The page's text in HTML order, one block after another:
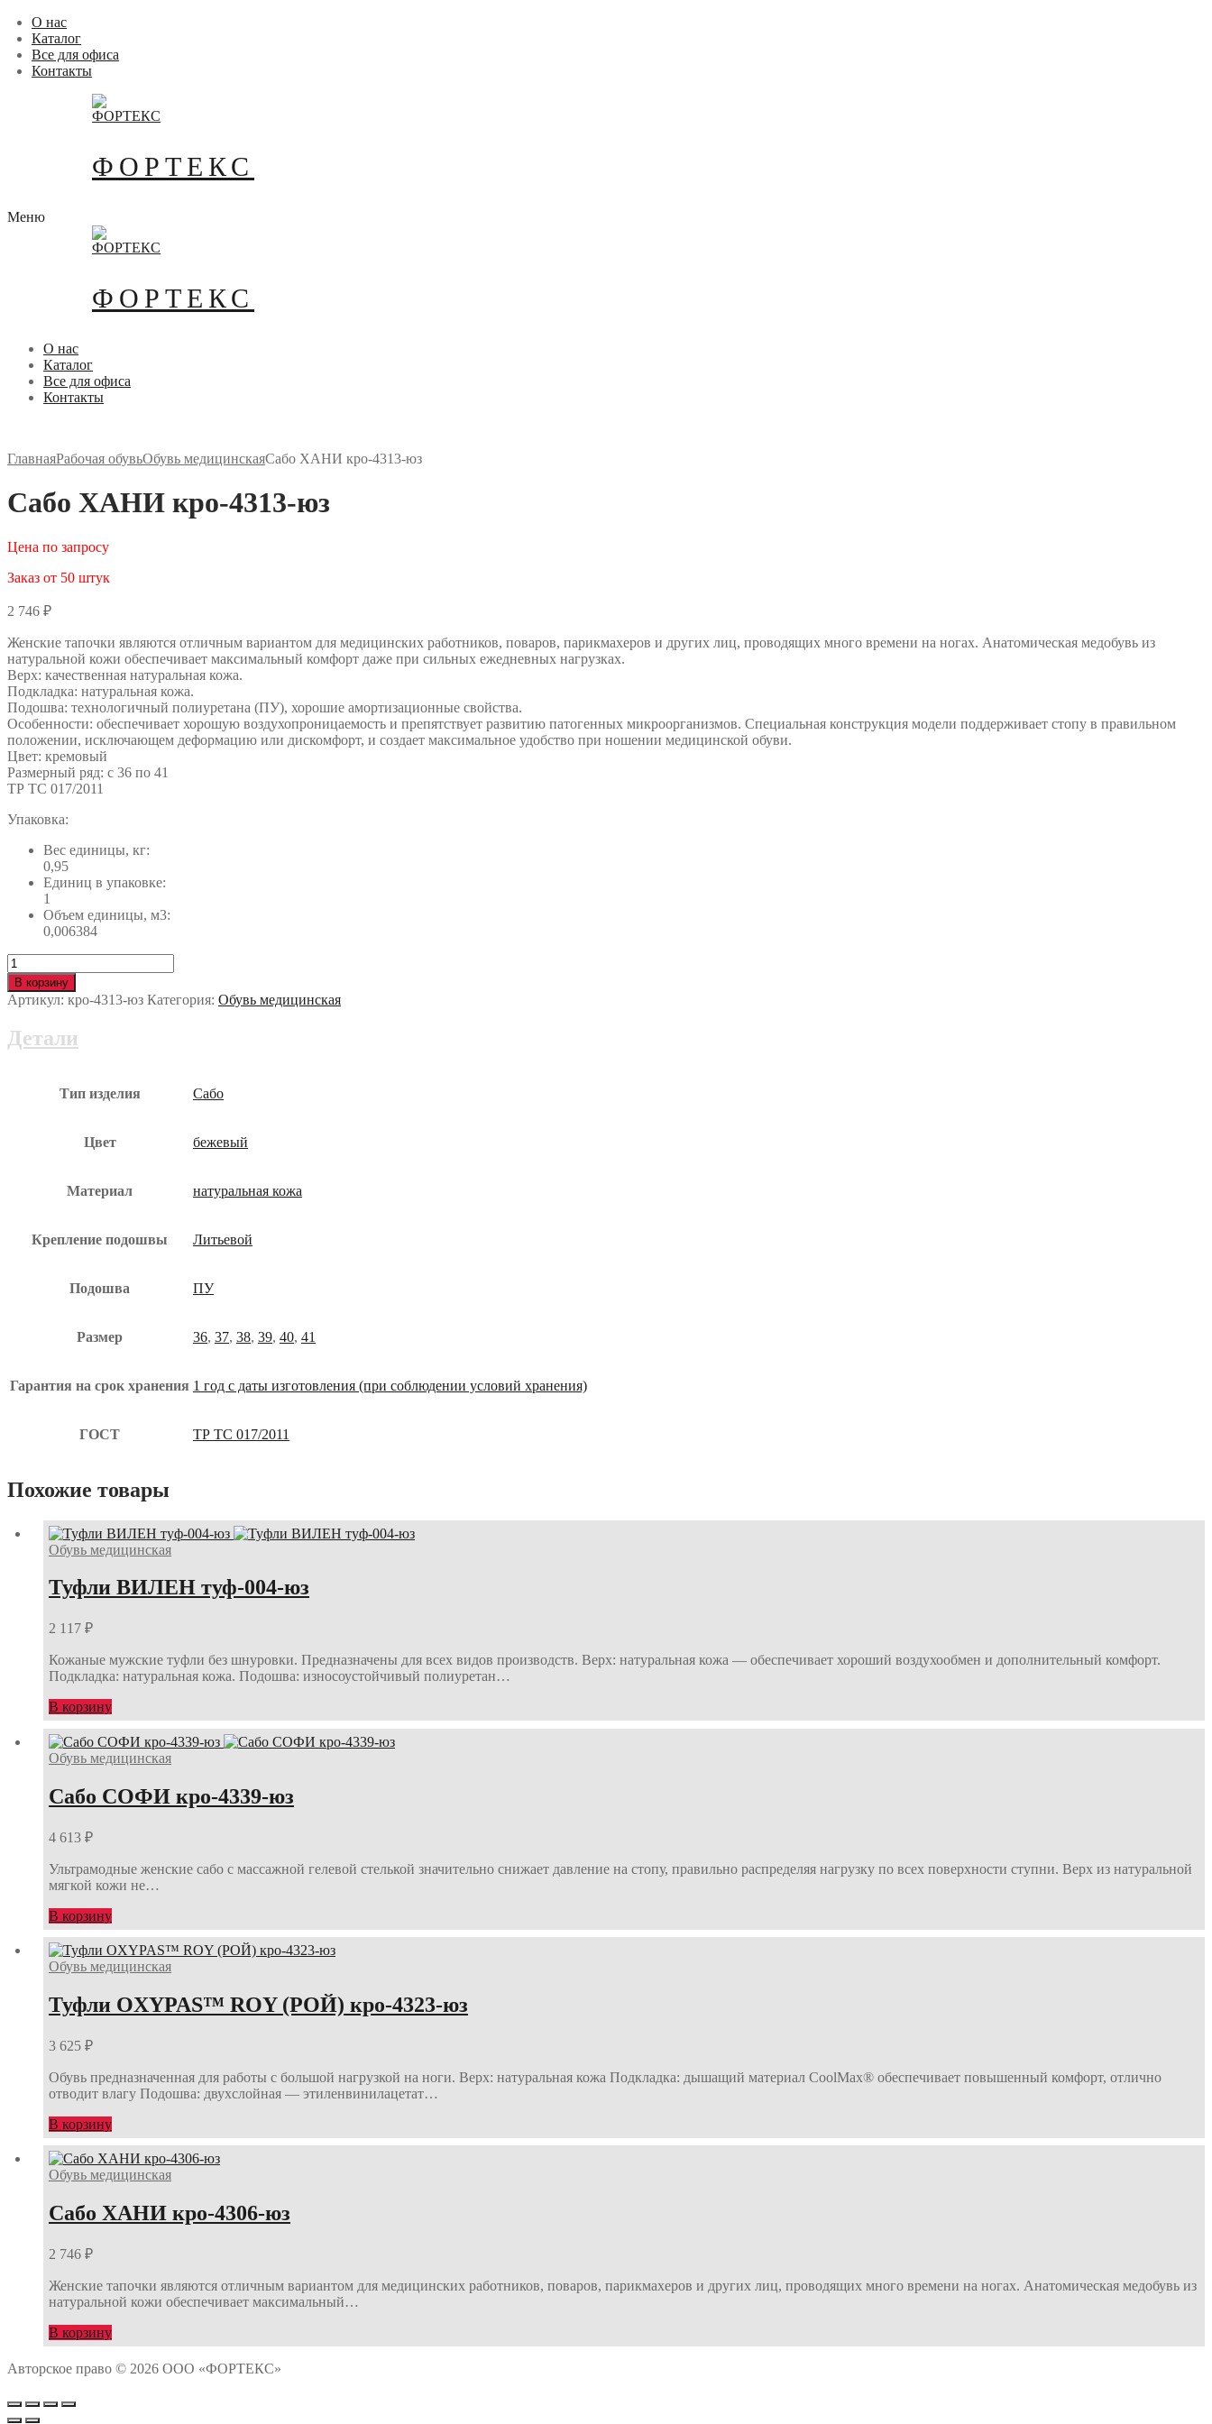
Перейти
содержимому
Меню
Закрыть
О нас
Каталог
Все для офиса
Контакты
ФОРТЕКС
Меню
ФОРТЕКС
О нас
Каталог
Все для офиса
Контакты
ГлавнаяРабочая обувьОбувь медицинскаяСабо ХАНИ кро-4313-юз
Сабо ХАНИ кро-4313-юз
Цена по запросу
Заказ от 50 штук
2 746 ₽
Женские тапочки являются отличным вариантом для медицинских работников, поваров, парикмахеров и других лиц, проводящих много времени на ногах. Анатомическая медобувь из
натуральной кожи обеспечивает максимальный комфорт даже при сильных ежедневных нагрузках.
Верх: качественная натуральная кожа.
Подкладка: натуральная кожа.
Подошва: технологичный полиуретана (ПУ), хорошие амортизационные свойства.
Особенности: обеспечивает хорошую воздухопроницаемость и препятствует развитию патогенных микроорганизмов. Специальная конструкция модели поддерживает стопу в правильном
положении, исключающем деформацию или дискомфорт, и создает максимальное удобство при ношении медицинской обуви.
Цвет: кремовый
Размерный ряд: с 36 по 41
ТР ТС 017/2011
Упаковка:
Вес единицы, кг:
0,95
Единиц в упаковке:
1
Объем единицы, м3:
0,006384
Количество
Сабо
ХАНИ
кро-4313-
В корзину
Артикул: кро-4313-юз Категория: Обувь медицинская
Детали
Тип изделия Сабо
Цвет бежевый
Материал натуральная кожа
Крепление подошвы Литьевой
Подошва ПУ
Размер 36, 37, 38, 39, 40, 41
Гарантия на срок хранения 1 год с даты изготовления (при соблюдении условий хранения)
ГОСТ ТР ТС 017/2011
Похожие товары
Обувь медицинская
Туфли ВИЛЕН туф-004-юз
2 117 ₽
Кожаные мужские туфли без шнуровки. Предназначены для всех видов производств. Верх: натуральная кожа — обеспечивает хороший воздухообмен и дополнительный комфорт.
Подкладка: натуральная кожа. Подошва: износоустойчивый полиуретан…
В корзину
Обувь медицинская
Сабо СОФИ кро-4339-юз
4 613 ₽
Ультрамодные женские сабо с массажной гелевой стелькой значительно снижает давление на стопу, правильно распределяя нагрузку по всех поверхности ступни. Верх из натуральной
мягкой кожи не…
В корзину
Обувь медицинская
Туфли OXYPAS™ ROY (РОЙ) кро-4323-юз
3 625 ₽
Обувь предназначенная для работы с большой нагрузкой на ноги. Верх: натуральная кожа Подкладка: дышащий материал CoolMax® обеспечивает повышенный комфорт, отлично
отводит влагу Подошва: двухслойная — этиленвинилацетат…
В корзину
Обувь медицинская
Сабо ХАНИ кро-4306-юз
2 746 ₽
Женские тапочки являются отличным вариантом для медицинских работников, поваров, парикмахеров и других лиц, проводящих много времени на ногах. Анатомическая медобувь из
натуральной кожи обеспечивает максимальный…
В корзину
Авторское право © 2026 ООО «ФОРТЕКС»